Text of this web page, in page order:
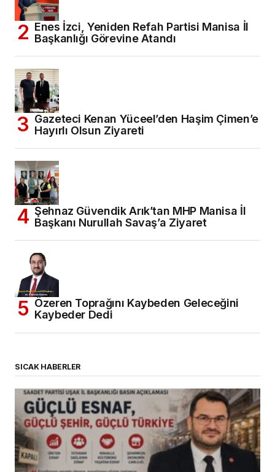
Enes İzci, Yeniden Refah Partisi Manisa İl
Başkanlığı Görevine Atandı
Gazeteci Kenan Yüceel’den Haşim Çimen’e
Hayırlı Olsun Ziyareti
Şehnaz Güvendik Arık’tan MHP Manisa İl
Başkanı Nurullah Savaş’a Ziyaret
Özeren Toprağını Kaybeden Geleceğini
Kaybeder Dedi
SICAK HABERLER